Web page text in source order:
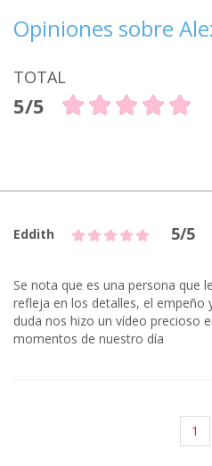
Opiniones sobre
TOTAL
5/5
Eddith 5/5
Se nota que es una persona que
refleja en los detalles, el empeño
duda nos hizo un vídeo precioso
momentos de nuestro día
1